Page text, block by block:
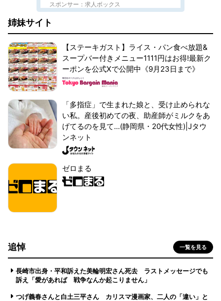
スポンサー：求人ボックス
姉妹サイト
【ステーキガスト】ライス・パン食べ放題&
スープバー付きメニュー1111円はお得!最新ク
ーポンを公式Xで公開中《9月23日まで》
「多指症」で生まれた娘と、受け止められな
い私。産後初めての夜、助産師がミルクをあ
げてるのを見て...(静岡県・20代女性)|Jタウ
ンネット
ゼロまる
追悼 一覧を見る
長崎市出身・平和訴えた美輪明宏さん死去 ラストメッセージでも
訴え「愛があれば 戦争なんか起こりません」
つげ義春さんと白土三平さん カリスマ漫画家、二人の「違い」と